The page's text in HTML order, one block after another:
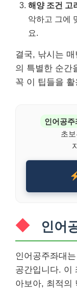
해양 조건 고
악하고 그에
요.
결국, 낚시는
의 특별한 순간
꼭 이 팁들을
인어공주
초
인어
인어공주좌대
공간입니다. 이
아보아, 최적의